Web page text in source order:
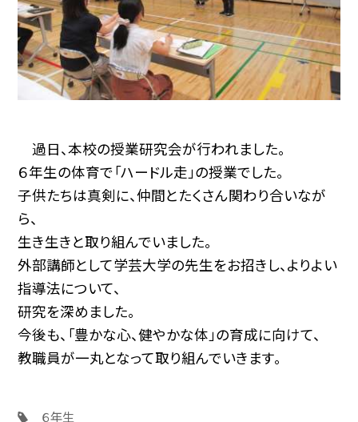
過日、本校の授業研究会が行われました。
６年生の体育で「ハードル走」の授業でした。
子供たちは真剣に、仲間とたくさん関わり合いなが
ら、
生き生きと取り組んでいました。
外部講師として学芸大学の先生をお招きし、よりよい
指導法について、
研究を深めました。
今後も、「豊かな心、健やかな体」の育成に向けて、
教職員が一丸となって取り組んでいきます。
６年生